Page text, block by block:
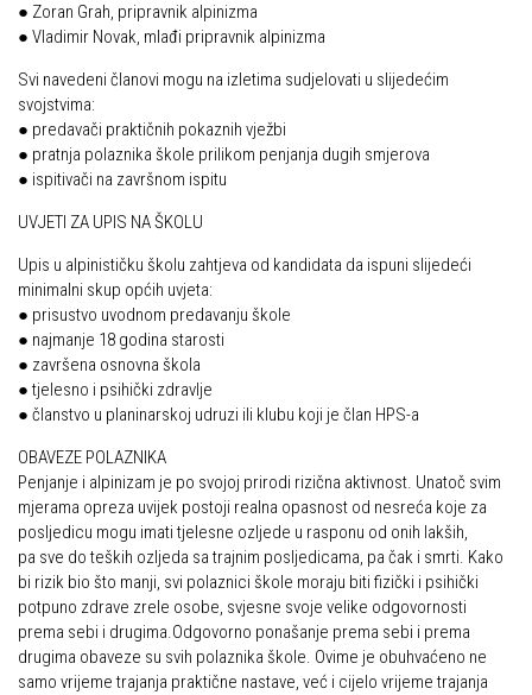
● Zoran Grah, pripravnik alpinizma
● Vladimir Novak, mlađi pripravnik alpinizma
Svi navedeni članovi mogu na izletima sudjelovati u slijedećim
svojstvima:
● predavači praktičnih pokaznih vježbi
● pratnja polaznika škole prilikom penjanja dugih smjerova
● ispitivači na završnom ispitu
UVJETI ZA UPIS NA ŠKOLU
Upis u alpinističku školu zahtjeva od kandidata da ispuni slijedeći
minimalni skup općih uvjeta:
● prisustvo uvodnom predavanju škole
● najmanje 18 godina starosti
● završena osnovna škola
● tjelesno i psihički zdravlje
● članstvo u planinarskoj udruzi ili klubu koji je član HPS-a
OBAVEZE POLAZNIKA
Penjanje i alpinizam je po svojoj prirodi rizična aktivnost. Unatoč svim
mjerama opreza uvijek postoji realna opasnost od nesreća koje za
posljedicu mogu imati tjelesne ozljede u rasponu od onih lakših,
pa sve do teških ozljeda sa trajnim posljedicama, pa čak i smrti. Kako
bi rizik bio što manji, svi polaznici škole moraju biti fizički i psihički
potpuno zdrave zrele osobe, svjesne svoje velike odgovornosti
prema sebi i drugima.Odgovorno ponašanje prema sebi i prema
drugima obaveze su svih polaznika škole. Ovime je obuhvaćeno ne
samo vrijeme trajanja praktične nastave, već i cijelo vrijeme trajanja